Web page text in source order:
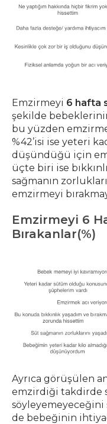
Emzirmeyi 6 hafta
şekilde
bu yüzden
%42’isi ise yeteri
düşündüğü için
üçte biri ise
sağmanın
emzirmeyi
Emzirmeyi 6
Bırakanlar(%)
Ayrıca görüşülen
emzirdiği takdirde
de bebeğinin